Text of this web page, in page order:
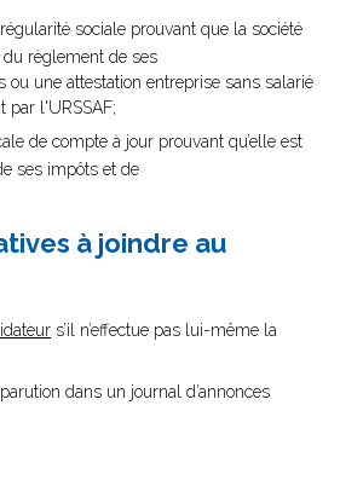
sociale prouvant que la société
règlement de ses
ou une attestation entreprise sans salarié
par l'URSSAF;
de compte à jour prouvant qu’elle est
ses impôts et de
à joindre au
s’il n’effectue pas lui-même la
dans un journal d’annonces